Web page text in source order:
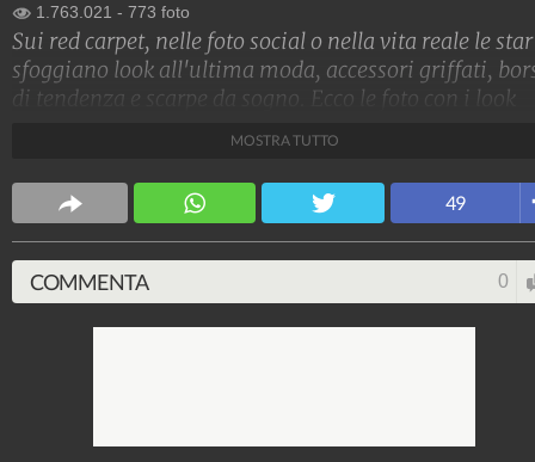
1.763.021 - 773 foto
Sui red carpet, nelle foto social o nella vita reale le star
sfoggiano look all'ultima moda, accessori griffati,
di tendenza e scarpe da sogno. Ecco le foto con i look
Stile e trend
1.515.030.954 1.957 video 138.069 foto
MOSTRA TUTTO
49
COMMENTA 0